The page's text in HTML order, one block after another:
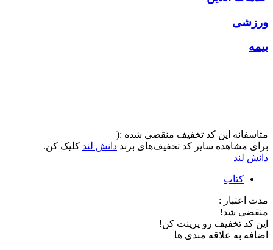
ورزشی
بیمه
متاسفانه این کد تخفیف منقضی شده :(
برای مشاهده سایر کد تخفیف‌های برند دانش لند کلیک کن.
دانش لند
کتاب
مدت اعتبار :
منقضی شد!
این کد تخفیف رو پرینت کن!
اضافه به علاقه مندی ها